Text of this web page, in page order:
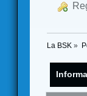
La BSK »